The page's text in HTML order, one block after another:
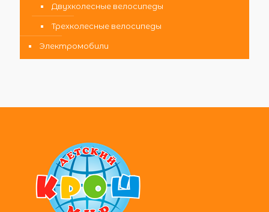
Двухколесные велосипеды
Трехколесные велосипеды
Электромобили